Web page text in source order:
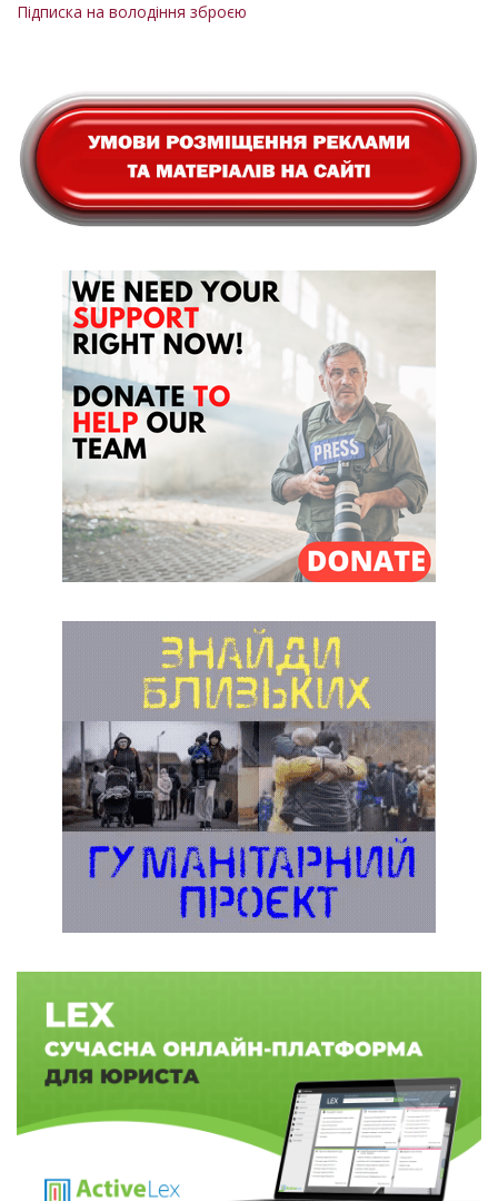
сторінки
Підписка на володіння зброєю